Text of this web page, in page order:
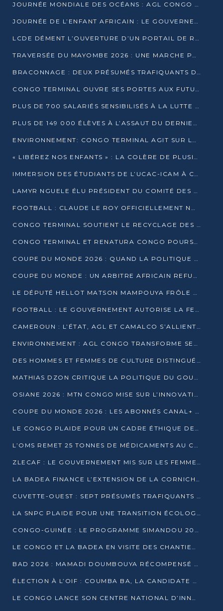
JOURNÉE MONDIALE DES OCÉANS : AGL CONGO MOBILISE SES COLLABORATEURS POUR LA PRÉSERVATION DE LA BIODIVERSITÉ MARINE
JOURNÉE DE L’ENFANT AFRICAIN : LE GOUVERNEMENT MOBILISÉ POUR L’HYGIÈNE DANS LES ORPHELINATS
LCDE DÉMENT L’OUVERTURE D’UN PORTAIL DE RECRUTEMENT ET APPELLE À LA VIGILANCE
TRAVERSÉE DU MAYOMBE 2026 : UNE MARCHE POUR SENSIBILISER ET DÉPISTER AU DIABÈTE
BRACONNAGE : DEUX PRÉSUMÉS TRAFIQUANTS D’HIPPOPOTAME ÉCROUÉS À BRAZZAVILLE
CONGO TERMINAL OUVRE SES PORTES AUX FUTURS INGÉNIEURS DE L’UCAC-ICAM
PLUS DE 700 SALARIÉS SENSIBILISÉS À LA LUTTE CONTRE LA TUBERCULOSE À CONGO TERMINAL
PLUS DE 149 000 ÉLÈVES À L’ASSAUT DU DERNIER CEPE
ENVIRONNEMENT: CONGO TERMINAL AGIT SUR LE TERRAIN ET FORME LES PLUS JEUNES
« LIBÉREZ NOS ENFANTS » : LA COLÈRE DE PLUSIEURS MÈRES À BRAZZAVILLE CONTRE LA DGSP
IMMERSION DES ÉTUDIANTS DE L’UCAC-ICAM À CONGO TERMINAL
LAMYR NGUELE ÉLU PRÉSIDENT DU COMITÉ DES MEMBRES D’HONNEUR DU PCT
FOOTBALL : CLAUDE LE ROY OFFICIELLEMENT NOMMÉ SÉLECTIONNEUR DU CONGO
CONGO TERMINAL SOUTIENT LE RECYCLAGE DES DÉCHETS PLASTIQUES À POINTE-NOIRE
CONGO TERMINAL ET RENATURA CONGO POURSUIVENT LEUR COMBAT POUR LA BIODIVERSITÉ
COUPE DU MONDE 2026 : QUAND LA POLITIQUE MENACE L’UNIVERSALITÉ DU FOOTBALL
COUPE DU MONDE : UN ARBITRE AFRICAIN REFUSÉ À L’ENTRÉE DES ÉTATS-UNIS
LE DÉPUTÉ HELLOT MATSON MAMPOUYA FRÔLE LA MORT LORS D’UNE EMBUSCADE DZNS LE POOL
FOOTBALL : LE GOUVERNEMENT AUTORISE LA FECOFOOT À OCCUPER LES COMPLEXES SPORTIFS
CAMEROUN : L’ÉTAT, AGL ET CAMALCO S’ALLIENT POUR UN MÉGA-PROJET FERROVIAIRE
ENVIRONNEMENT : AGL CONGO TRANSFORME SES DÉCHETS EN OUTILS DE FORMATION
DES HOMMES ET FEMMES DE CULTURE DISTINGUÉS POUR LEUR ENGAGEMENT PAR BANTOU CULTURE
MATHIAS DZON CRITIQUE LA POLITIQUE DU GOUVERNEMENT ET ALERTE SUR LA DETTE DU CONGO
OSIANE 2026 : MTN CONGO MISE SUR L’INNOVATION POUR RELEVER LES DÉFIS AFRICAINS
COUPE DU MONDE 2026 : LES ABONNÉS CANAL+ AU CONGO DÉÇUS À QUELQUES JOURS DU COUP D’ENVOI
LE CONGO PLAIDE POUR UN CADRE ÉTHIQUE DE L’INTELLIGENCE ARTIFICIELLE À DAKAR
L’OMS REMET 25 TONNES DE MÉDICAMENTS AU CONGO POUR RENFORCER LA RIPOSTE AUX ÉPIDÉMIES
ZLECAF : LE GOUVERNEMENT MIS SUR LES FEMMES ENTREPRENEURES
LA BADEA FINANCE L’EXTENSION DE LA CORNICHE SUD DE BRAZZAVILLE
CUVETTE-OUEST : SEPT PRÉSUMÉS TRAFIQUANTS DE FAUNE INTERPELLÉS À EWO ET KELLÉ
LA SNPC PLAIDE POUR UNE TRANSITION ÉCOLOGIQUE PROGRESSIVE
CONGO-GUINÉE : LE PROGRAMME SIMANDOU 2040 AU CŒUR DES ÉCHANGES À LA BAD
LE CONGO ET LA BADEA EN VISITE DES CHANTIERS
BAD 2026 : MAMADI DOUMBOUYA RÉCOMPENSÉ PAR LE TROPHÉE BABACAR NDIAYE À BRAZZAVILLE
ÉLECTION À L’OIF : COUMBA BA, LA CANDIDATE DISCRÈTE QUI BOUSCULE LE JEU DIPLOMATIQUE
LE CONGO LANCE SON CENTRE NATIONAL D’INNOVATION